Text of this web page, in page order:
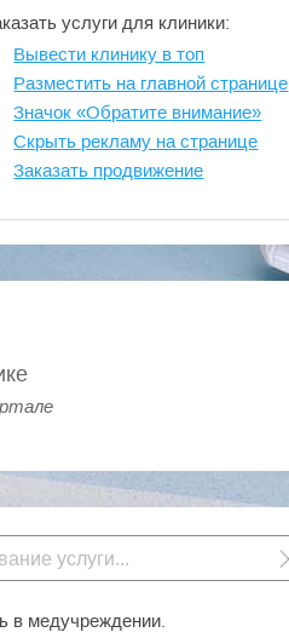
услуги для клиники:
Вывести клинику в топ
Разместить на главной странице
Значок «Обратите внимание»
Скрыть рекламу на странице
Заказать продвижение
в медучреждении.